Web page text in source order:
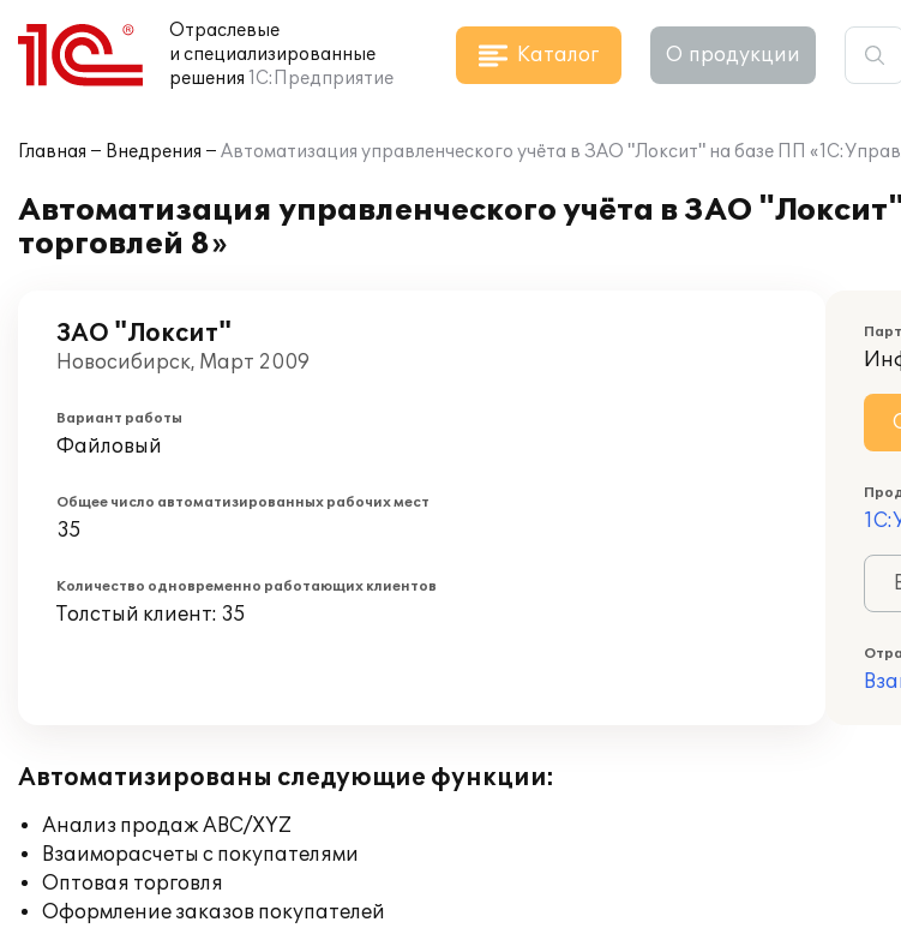
Отраслевые
и специализированные
решения 1С:Предприятие
Каталог О продукции
Главная Внедрения Автоматизация управленческого учёта в ЗАО "Локсит" на базе ПП
Автоматизация управленческого учёта в ЗАО
торговлей 8»
ЗАО "Локсит"
Новосибирск, Март 2009
Вариант работы
Файловый
Общее число автоматизированных рабочих мест
35
Количество одновременно работающих клиентов
Толстый клиент: 35
Автоматизированы следующие функции:
Анализ продаж ABC/XYZ
Взаиморасчеты с покупателями
Оптовая торговля
Оформление заказов покупателей